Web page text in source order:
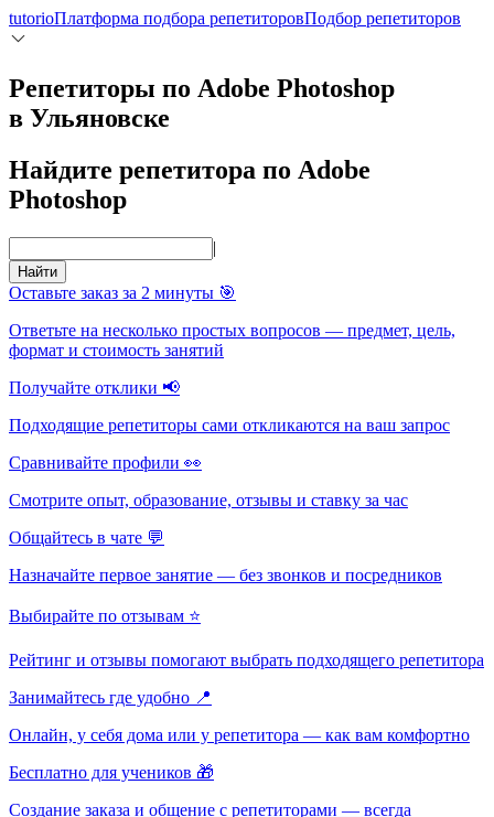
tutorioПлатформа подбора репетиторовПодбор репетиторов
Репетиторы по Adobe Photoshop
в Ульяновске
Найдите репетитора по Adobe
Photoshop
|
Найти
Оставьте заказ за 2 минуты 🎯
Ответьте на несколько простых вопросов — предмет, цель,
формат и стоимость занятий
Получайте отклики 📢
Подходящие репетиторы сами откликаются на ваш запрос
Сравнивайте профили 👀
Смотрите опыт, образование, отзывы и ставку за час
Общайтесь в чате 💬
Назначайте первое занятие — без звонков и посредников
Выбирайте по отзывам ⭐
Рейтинг и отзывы помогают выбрать подходящего репетитора
Занимайтесь где удобно 📍
Онлайн, у себя дома или у репетитора — как вам комфортно
Бесплатно для учеников 🎁
Создание заказа и общение с репетиторами — всегда